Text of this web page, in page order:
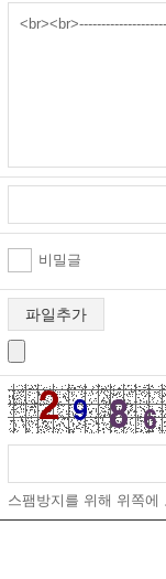
비밀글
파일추가
스팸방지를 위해 위쪽